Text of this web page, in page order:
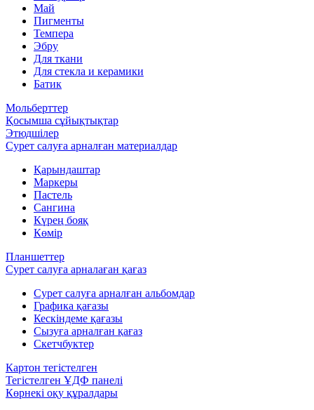
Май
Пигменты
Темпера
Эбру
Для ткани
Для стекла и керамики
Батик
Мольберттер
Қосымша сұйықтықтар
Этюдшілер
Сурет салуға арналған материалдар
Қарындаштар
Маркеры
Пастель
Сангина
Күрең бояқ
Көмір
Планшеттер
Сурет салуға арналаған қағаз
Сурет салуға арналған альбомдар
Графика қағазы
Кескіндеме қағазы
Сызуға арналған қағаз
Скетчбуктер
Картон тегістелген
Тегістелген ҰДФ панелі
Көрнекі оқу құралдары